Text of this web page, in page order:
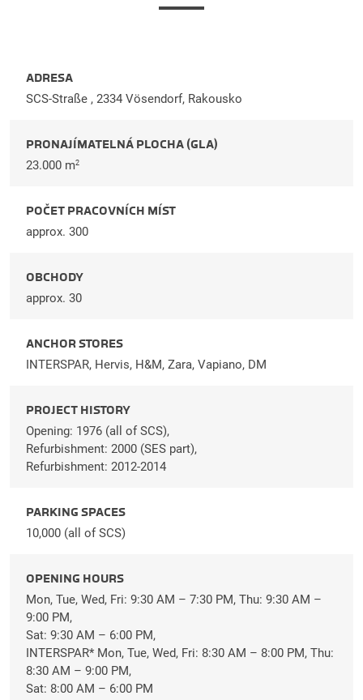
ADRESA
SCS-Straße , 2334 Vösendorf, Rakousko
PRONAJÍMATELNÁ PLOCHA (GLA)
23.000 m2
POČET PRACOVNÍCH MÍST
approx. 300
OBCHODY
approx. 30
ANCHOR STORES
INTERSPAR, Hervis, H&M, Zara, Vapiano, DM
PROJECT HISTORY
Opening: 1976 (all of SCS),
Refurbishment: 2000 (SES part),
Refurbishment: 2012-2014
PARKING SPACES
10,000 (all of SCS)
OPENING HOURS
Mon, Tue, Wed, Fri: 9:30 AM – 7:30 PM, Thu: 9:30 AM –
9:00 PM,
Sat: 9:30 AM – 6:00 PM,
INTERSPAR* Mon, Tue, Wed, Fri: 8:30 AM – 8:00 PM, Thu:
8:30 AM – 9:00 PM,
Sat: 8:00 AM – 6:00 PM